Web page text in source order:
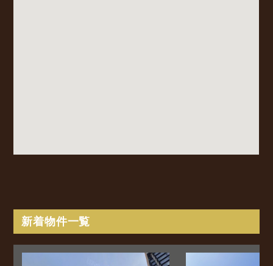
新着物件一覧